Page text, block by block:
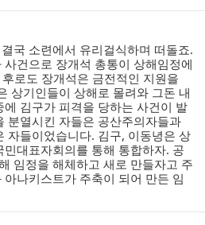
국 소련에서 유리걸식하며 떠돌죠.
건으로 장개석 총통이 상해임정에
로도 장개석은 금전적인 지원을
상기인들이 상해로 몰려와 그돈 내
김구가 피격을 당하는 사건이 발
분열시킨 자들은 공산주의자들과
자들이었습니다. 김구, 이동녕은 상
대표자회의를 통해 통합하자. 공
임정을 해체하고 새로 만들자고 주
나키스트가 주축이 되어 만든 임